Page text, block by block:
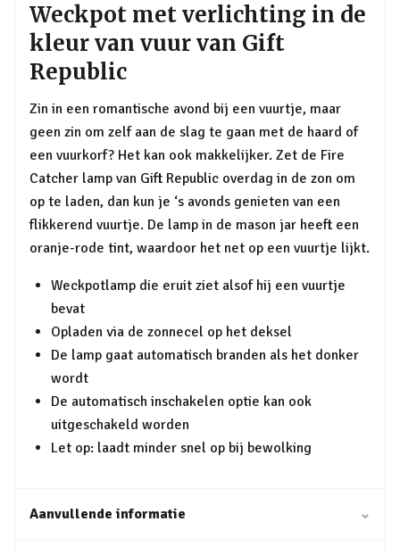
Weckpot met verlichting in de
kleur van vuur van Gift
Republic
Zin in een romantische avond bij een vuurtje, maar
geen zin om zelf aan de slag te gaan met de haard of
een vuurkorf? Het kan ook makkelijker. Zet de Fire
Catcher lamp van Gift Republic overdag in de zon om
op te laden, dan kun je ‘s avonds genieten van een
flikkerend vuurtje. De lamp in de mason jar heeft een
oranje-rode tint, waardoor het net op een vuurtje lijkt.
Weckpotlamp die eruit ziet alsof hij een vuurtje
bevat
Opladen via de zonnecel op het deksel
De lamp gaat automatisch branden als het donker
wordt
De automatisch inschakelen optie kan ook
uitgeschakeld worden
Let op: laadt minder snel op bij bewolking
Aanvullende informatie ⌄